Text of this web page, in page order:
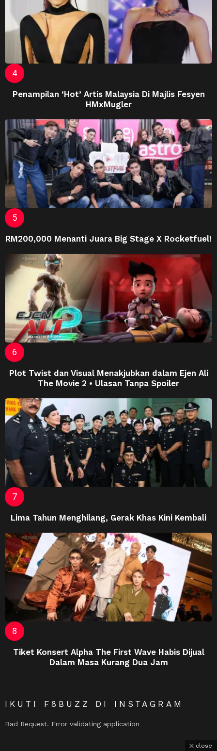
Penampilan ‘Hot’ Artis Malaysia Di Majlis Fesyen
HMxMugler
RM200,000 Menanti Juara Big Stage X Rocketfuel!
Plot Twist dan Visual Menakjubkan dalam Ejen Ali
The Movie 2 • Ulasan Tanpa Spoiler
Lima Tahun Menghilang, Gerak Khas Kini Kembali
Tiket Konsert Alpha The First Wave Habis Dijual
Dalam Masa Kurang Dua Jam
IKUTI F8BUZZ DI INSTAGRAM
Bad Request. Error validating application
close